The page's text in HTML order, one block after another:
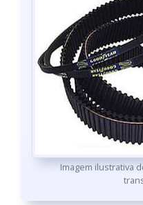
Imagem ilustrativa